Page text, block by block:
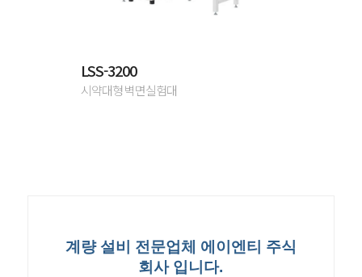
LSS-3200
시약대형 벽면실험대
계량 설비 전문업체 에이엔티 주식
회사 입니다.